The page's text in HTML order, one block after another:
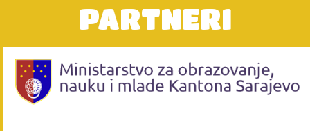
PARTNERI